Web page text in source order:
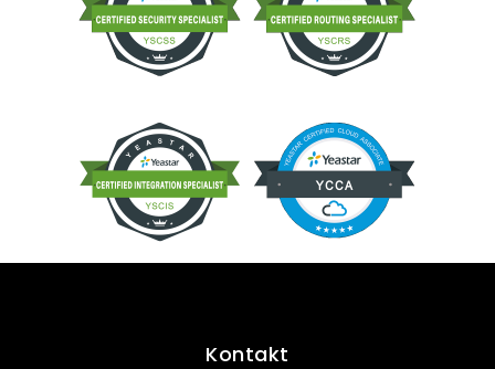
Kontakt